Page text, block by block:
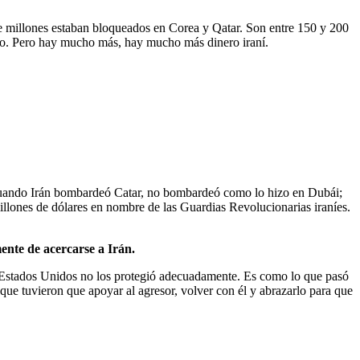
estaban bloqueados en Corea y Qatar. Son entre 150 y 200
Pero hay mucho más, hay mucho más dinero iraní.
Irán bombardeó Catar, no bombardeó como lo hizo en Dubái;
de dólares en nombre de las Guardias Revolucionarias iraníes.
de acercarse a Irán.
Unidos no los protegió adecuadamente. Es como lo que pasó
tuvieron que apoyar al agresor, volver con él y abrazarlo para que